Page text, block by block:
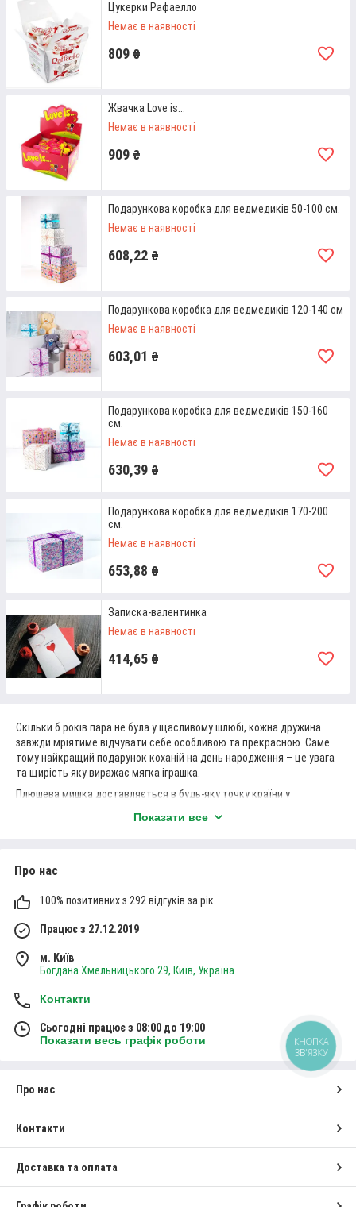
ЯКІСТЬ ПРОДУКЦІЇ
Усівеликі м'які іграшки
розхідників. Вони є безпечними та не викликають
алергічних реакцій ні у дорослих, ні у дітей.
РІЗНОМАНІТНІСТЬ ВАРІАНТІВ
В асортименті інтернет-магазину ShopTrends
представлений величезний вибір плюшевих
ЦІНОВА ПОЛІТИКА
Бажаєте купити в подарунок плюшевого
відчутно нижча за ринкову.
ОПЕРАТИВНІСТЬ
Всі варіанти м'яких іграшок, які є на сайті, є в
зможемо у день оформлення покупки – очікування
Контактна інформація
ЯК ЗРОБИТИ ПОКУПКУ НА НАШОМУ
Щоб плюшевого ведмедика купити в Києві,
Цукерки Рафаелло
Немає в наявності
809 ₴
Жвачка Love is...
Немає в наявності
909 ₴
Подарункова коробка для ведмедиків 50-100 см.
Немає в наявності
608,22 ₴
Подарункова коробка для ведмедиків 120-140 см
Немає в наявності
603,01 ₴
Подарункова коробка для ведмедиків 150-160
см.
Немає в наявності
630,39 ₴
Подарункова коробка для ведмедиків 170-200
см.
Немає в наявності
653,88 ₴
Записка-валентинка
Немає в наявності
414,65 ₴
Скільки б років пара не була у щасливому шлюбі, кожна дружина
завжди мріятиме відчувати себе особливою та прекрасною. Саме
тому найкращий подарунок коханій на день народження – це увага
та щирість яку виражає мягка іграшка.
Плюшева мишка доставляється в будь-яку точку країни у
Щоб купити м'яку іграшку плюшевого ведмедя у Києві, Одесі, Дніпрі,
Показати все
Про нас
100% позитивних з 292 відгуків за рік
Працює з 27.12.2019
м. Київ
Богдана Хмельницького 29, Київ, Україна
Контакти
Сьогодні працює з 08:00 до 19:00
Показати весь графік роботи
Про нас
Контакти
Доставка та оплата
КНОПКА
ЗВ'ЯЗКУ